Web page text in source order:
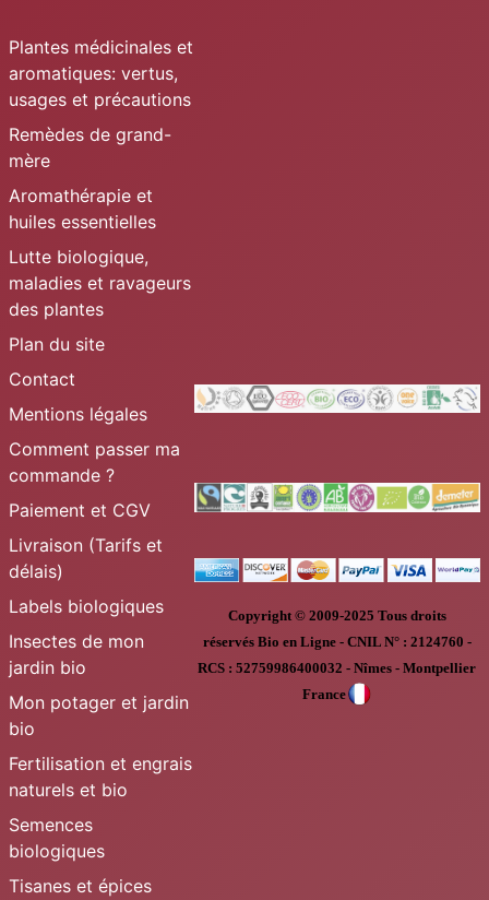
Plantes médicinales et
aromatiques: vertus,
usages et précautions
Remèdes de grand-
mère
Aromathérapie et
huiles essentielles
Lutte biologique,
maladies et ravageurs
des plantes
Plan du site
Contact
Mentions légales
Comment passer ma
commande ?
Paiement et CGV
Livraison (Tarifs et
délais)
Labels biologiques
Insectes de mon
jardin bio
Mon potager et jardin
bio
Fertilisation et engrais
naturels et bio
Semences
biologiques
Tisanes et épices
Copyright © 2009-2025 Tous droits
réservésBio en Ligne - CNIL N° : 2124760 -
RCS : 52759986400032 - Nîmes - Montpellier
France